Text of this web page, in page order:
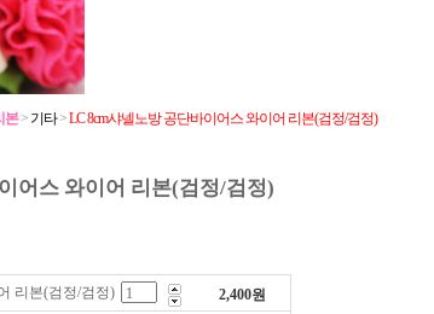
본> 기타>LC 8cm샤넬노방 공단바이어스 와이어 리본(검정/검정)
어스 와이어 리본(검정/검정)
리본(검정/검정) 2,400원